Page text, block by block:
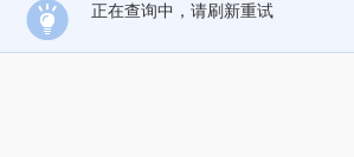
正在查询中，请刷新重试